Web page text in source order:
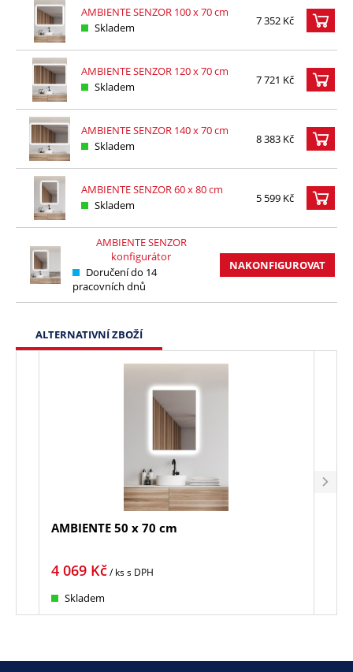
AMBIENTE SENZOR 100 x 70 cm
Skladem
7 352 Kč
AMBIENTE SENZOR 120 x 70 cm
Skladem
7 721 Kč
AMBIENTE SENZOR 140 x 70 cm
Skladem
8 383 Kč
AMBIENTE SENZOR 60 x 80 cm
Skladem
5 599 Kč
AMBIENTE SENZOR
konfigurátor
Doručení do 14
pracovních dnů
NAKONFIGUROVAT
ALTERNATIVNÍ ZBOŽÍ
AMBIENTE 50 x 70 cm
4 069 Kč/ kss DPH
Skladem